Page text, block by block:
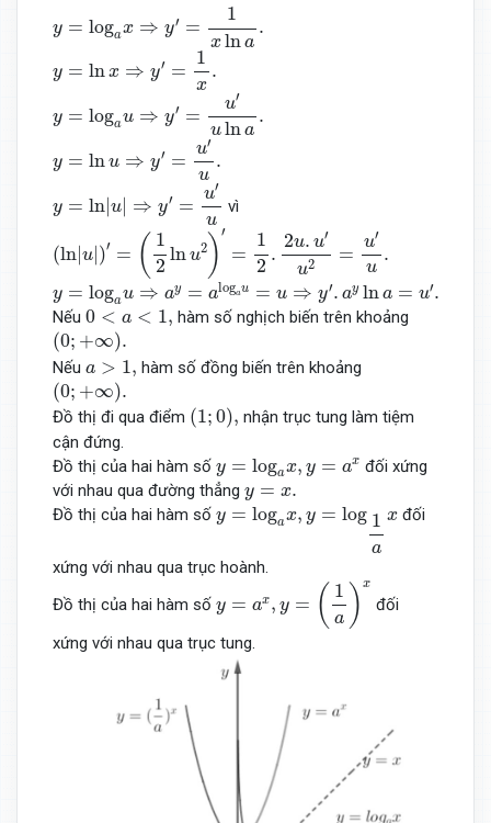
y = logax ⇒ y′ =
1
xlna
.
y = lnx ⇒ y′ =
1
x
.
y = logau ⇒ y′ =
u′
ulna
.
lna
y = lnu ⇒ y′ =
u′
u
.
y = ln|u| ⇒ y′ =
u′
u
vì
(ln|u|)′ = ( 1
2
ln u2 ) ′
=
1
2
.
2u. u′
u2 =
u′
u
.
lnu 12 u u
y = logau ⇒ ay = alogau = u ⇒ y′. ay lna = u′.
log y log au=u ⇒ ln u
Nếu 0 < a < 1,
0 <a<1 hàm số nghịch biến trên khoảng
(0; +∞).
(0; ∞).
Nếu a > 1,
a >1, hàm số đồng biến trên khoảng
(0; +∞).
(0 ∞ .
Đồ thị đi qua điểm (1;0),
(1 0),
nhận trục tung làm tiệm
cận đứng.
Đồ thị của hai hàm số y = logax, y = ax
y= logax y= ax
đối xứng
với nhau qua đường thẳng y = x.
y=x.
Đồ thị của hai hàm số y = logax, y = log 1
a
x
y=logax y= log ax đối
xứng với nhau qua trục hoành.
Đồ thị của hai hàm số y = ax, y = ( 1
a ) x
y=ax,y=
đối
xứng với nhau qua trục tung.